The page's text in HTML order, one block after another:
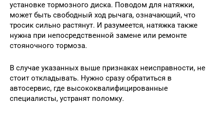
установке тормозного диска. Поводом для натяжки,
может быть свободный ход рычага, означающий, что
тросик сильно растянут. И разумеется, натяжка также
нужна при непосредственной замене или ремонте
стояночного тормоза.
В случае указанных выше признаках неисправности, не
стоит откладывать. Нужно сразу обратиться в
автосервис, где высококвалифицированные
специалисты, устранят поломку.